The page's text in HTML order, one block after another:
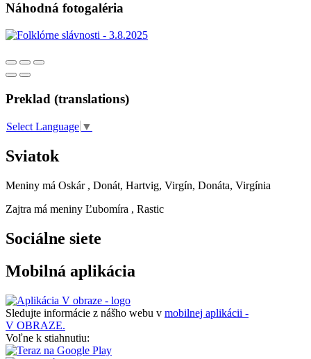
Náhodná fotogaléria
Preklad (translations)
Select Language ▼
Sviatok
Meniny má Oskár , Donát, Hartvig, Virgín, Donáta, Virgínia
Zajtra má meniny Ľubomíra , Rastic
Sociálne siete
Mobilná aplikácia
Sledujte informácie z nášho webu v mobilnej aplikácii -
V OBRAZE.
Voľne k stiahnutiu: